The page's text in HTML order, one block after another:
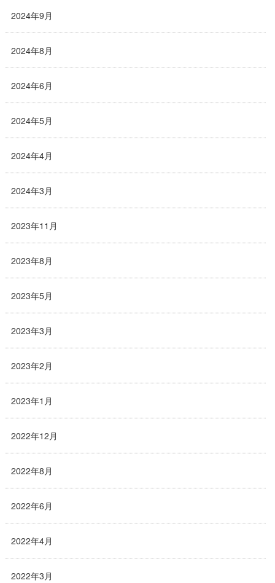
2024年9月
2024年8月
2024年6月
2024年5月
2024年4月
2024年3月
2023年11月
2023年8月
2023年5月
2023年3月
2023年2月
2023年1月
2022年12月
2022年8月
2022年6月
2022年4月
2022年3月